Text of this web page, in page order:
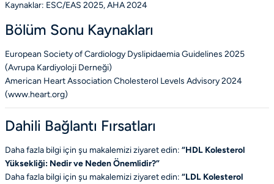
Kaynaklar: ESC/EAS 2025, AHA 2024
Bölüm Sonu Kaynakları
European Society of Cardiology Dyslipidaemia Guidelines 2025
(Avrupa Kardiyoloji Derneği)
American Heart Association Cholesterol Levels Advisory 2024
(www.heart.org)
Dahili Bağlantı Fırsatları
Daha fazla bilgi için şu makalemizi ziyaret edin: “HDL Kolesterol
Yüksekliği: Nedir ve Neden Önemlidir?”
Daha fazla bilgi için şu makalemizi ziyaret edin: “LDL Kolesterol